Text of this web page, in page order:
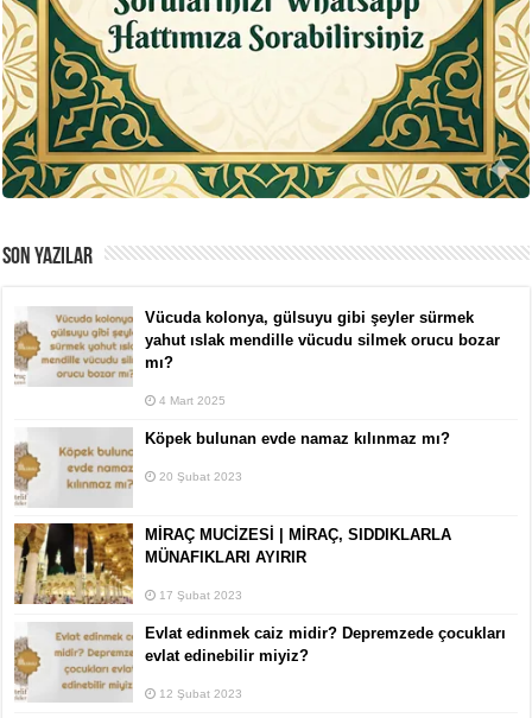
SON YAZILAR
Vücuda kolonya, gülsuyu gibi şeyler sürmek
yahut ıslak mendille vücudu silmek orucu bozar
mı?
4 Mart 2025
Köpek bulunan evde namaz kılınmaz mı?
20 Şubat 2023
MİRAÇ MUCİZESİ | MİRAÇ, SIDDIKLARLA
MÜNAFIKLARI AYIRIR
17 Şubat 2023
Evlat edinmek caiz midir? Depremzede çocukları
evlat edinebilir miyiz?
12 Şubat 2023